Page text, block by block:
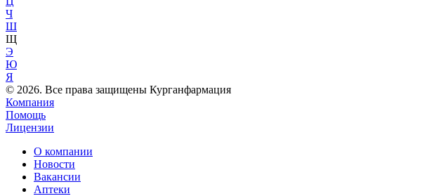
Ч
Ш
Щ
Э
Ю
Я
© 2026. Все права защищены Курганфармация
Компания
Помощь
Лицензии
О компании
Новости
Вакансии
Аптеки